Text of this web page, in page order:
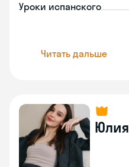
Уроки испанского
Читать дальше
Юлия